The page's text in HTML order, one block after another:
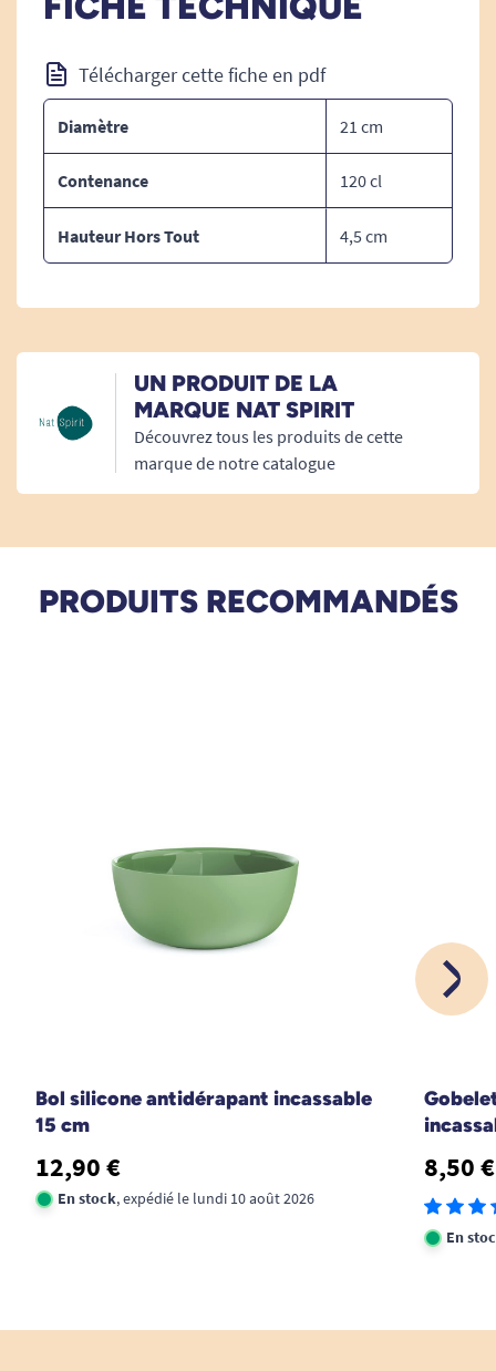
Télécharger cette fiche en pdf
Diamètre 21 cm
Contenance 120 cl
Hauteur Hors Tout 4,5 cm
UN PRODUIT DE LA
MARQUE NAT SPIRIT
Découvrez tous les produits de cette
marque de notre catalogue
PRODUITS RECOMMANDÉS
Bol silicone antidérapant incassable
15 cm
12,90 €
En stock, expédié le lundi 10 août 2026
8,50 €
En